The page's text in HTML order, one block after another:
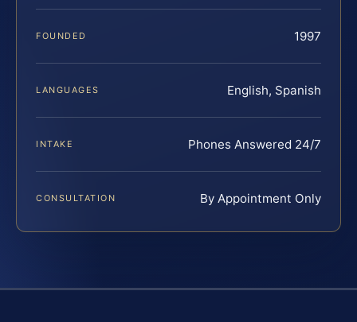
FOUNDED 1997
LANGUAGES English, Spanish
INTAKE Phones Answered 24/7
CONSULTATION By Appointment Only